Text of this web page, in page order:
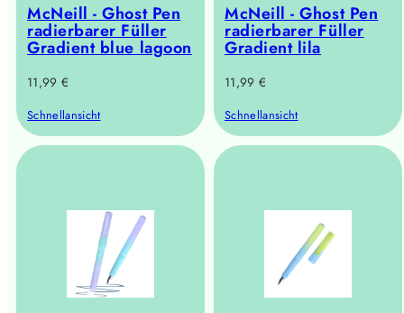
McNeill - Ghost Pen
radierbarer Füller
Gradient blue lagoon
Regulärer
11,99 €
Schnellansicht
McNeill - Ghost Pen
radierbarer Füller
Gradient lila
Regulärer
11,99 €
Schnellansicht